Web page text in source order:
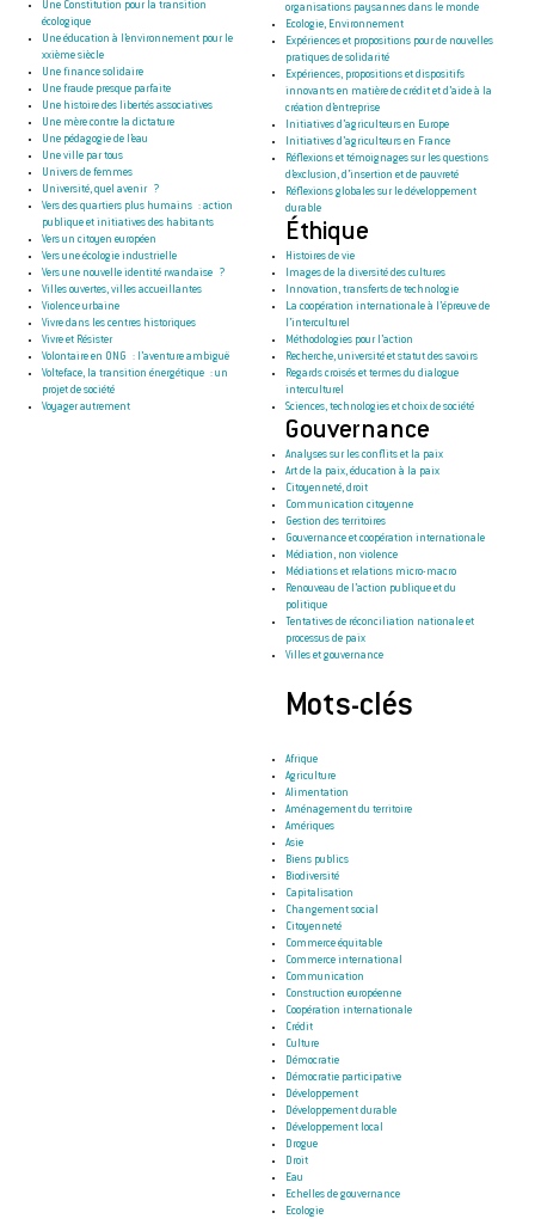
Une Constitution pour la transition
écologique
Une éducation à l’environnement pour le
xxième siècle
Une finance solidaire
Une fraude presque parfaite
Une histoire des libertés associatives
Une mère contre la dictature
Une pédagogie de l’eau
Une ville par tous
Univers de femmes
Université, quel avenir ?
Vers des quartiers plus humains : action
publique et initiatives des habitants
Vers un citoyen européen
Vers une écologie industrielle
Vers une nouvelle identité rwandaise ?
Villes ouvertes, villes accueillantes
Violence urbaine
Vivre dans les centres historiques
Vivre et Résister
Volontaire en ONG : l’aventure ambiguë
Volteface, la transition énergétique : un
projet de société
Voyager autrement
organisations paysannes dans le monde
Ecologie, Environnement
Expériences et propositions pour de nouvelles
pratiques de solidarité
Expériences, propositions et dispositifs
innovants en matière de crédit et d’aide à la
création d’entreprise
Initiatives d’agriculteurs en Europe
Initiatives d’agriculteurs en France
Réflexions et témoignages sur les questions
d’exclusion, d’insertion et de pauvreté
Réflexions globales sur le développement
durable
Éthique
Histoires de vie
Images de la diversité des cultures
Innovation, transferts de technologie
La coopération internationale à l’épreuve de
l’interculturel
Méthodologies pour l’action
Recherche, université et statut des savoirs
Regards croisés et termes du dialogue
interculturel
Sciences, technologies et choix de société
Gouvernance
Analyses sur les conflits et la paix
Art de la paix, éducation à la paix
Citoyenneté, droit
Communication citoyenne
Gestion des territoires
Gouvernance et coopération internationale
Médiation, non violence
Médiations et relations micro-macro
Renouveau de l’action publique et du
politique
Tentatives de réconciliation nationale et
processus de paix
Villes et gouvernance
Mots-clés
Afrique
Agriculture
Alimentation
Aménagement du territoire
Amériques
Asie
Biens publics
Biodiversité
Capitalisation
Changement social
Citoyenneté
Commerce équitable
Commerce international
Communication
Construction européenne
Coopération internationale
Crédit
Culture
Démocratie
Démocratie participative
Développement
Développement durable
Développement local
Drogue
Droit
Eau
Echelles de gouvernance
Ecologie